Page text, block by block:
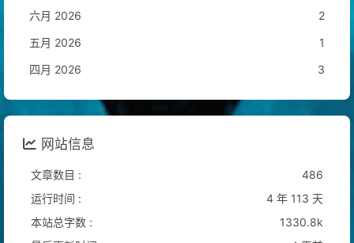
六月 2026
2
五月 2026
1
四月 2026
3
网站信息
文章数目 :
486
运行时间 :
4 年 113 天
本站总字数 :
1330.8k